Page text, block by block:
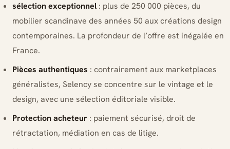
sélection exceptionnel : plus de 250 000 pièces, du
mobilier scandinave des années 50 aux créations design
contemporaines. La profondeur de l’offre est inégalée en
France.
Pièces authentiques : contrairement aux marketplaces
généralistes, Selency se concentre sur le vintage et le
design, avec une sélection éditoriale visible.
Protection acheteur : paiement sécurisé, droit de
rétractation, médiation en cas de litige.